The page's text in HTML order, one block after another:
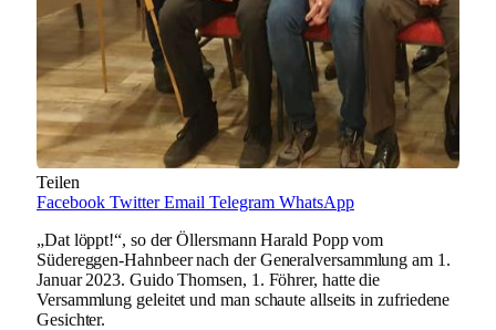
Teilen
Facebook Twitter Email Telegram WhatsApp
„Dat löppt!“, so der Öllersmann Harald Popp vom
Südereggen-Hahnbeer nach der Generalversammlung am 1.
Januar 2023. Guido Thomsen, 1. Föhrer, hatte die
Versammlung geleitet und man schaute allseits in zufriedene
Gesichter.